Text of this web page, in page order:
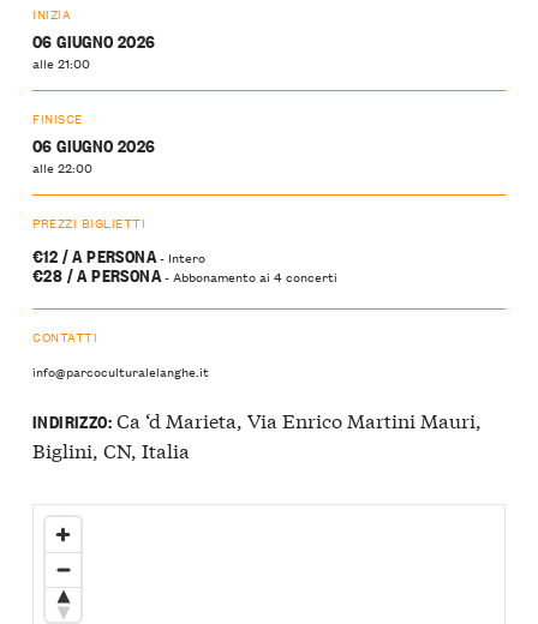
INIZIA
06 GIUGNO 2026
alle 21:00
FINISCE
06 GIUGNO 2026
alle 22:00
PREZZI BIGLIETTI
€12 / A PERSONA- Intero
€28 / A PERSONA- Abbonamento ai 4 concerti
CONTATTI
info@parcoculturalelanghe.it
INDIRIZZO:Ca ‘d Marieta, Via Enrico Martini Mauri,
Biglini, CN, Italia